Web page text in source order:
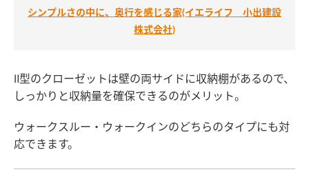
シンプルさの中に、奥行を感じる家(イエライフ 小出建設
株式会社)
Ⅱ型のクローゼットは壁の両サイドに収納棚があるので、
しっかりと収納量を確保できるのがメリット。
ウォークスルー・ウォークインのどちらのタイプにも対
応できます。